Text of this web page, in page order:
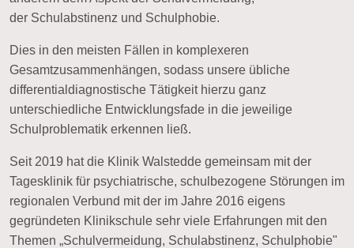
der Schulabstinenz und Schulphobie.
Dies in den meisten Fällen in komplexeren
Gesamtzusammenhängen, sodass unsere übliche
differentialdiagnostische Tätigkeit hierzu ganz
unterschiedliche Entwicklungsfade in die jeweilige
Schulproblematik erkennen ließ.
Seit 2019 hat die Klinik Walstedde gemeinsam mit der
Tagesklinik für psychiatrische, schulbezogene Störungen im
regionalen Verbund mit der im Jahre 2016 eigens
gegründeten Klinikschule sehr viele Erfahrungen mit den
Themen „Schulvermeidung, Schulabstinenz, Schulphobie"